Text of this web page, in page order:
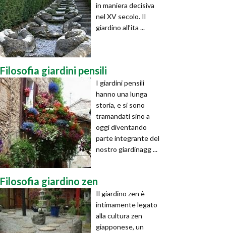
in maniera decisiva
nel XV secolo. Il
giardino all’ita ...
Filosofia giardini pensili
I giardini pensili
hanno una lunga
storia, e si sono
tramandati sino a
oggi diventando
parte integrante del
nostro giardinagg ...
Filosofia giardino zen
Il giardino zen è
intimamente legato
alla cultura zen
giapponese, un